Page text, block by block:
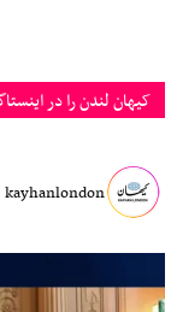
کیهان لندن را در
kayhanlondon